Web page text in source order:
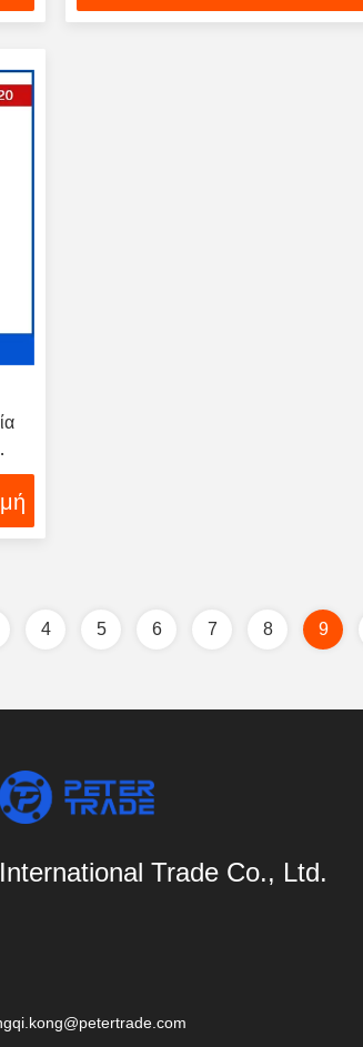
4 5 6 7 8 9
Trade Co., Ltd.